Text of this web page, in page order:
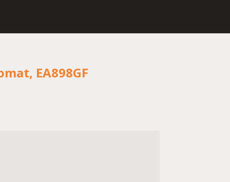
EA898GF